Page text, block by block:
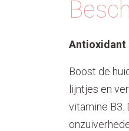
Antioxidant
Boost de
lijntjes en
vitamine B3.